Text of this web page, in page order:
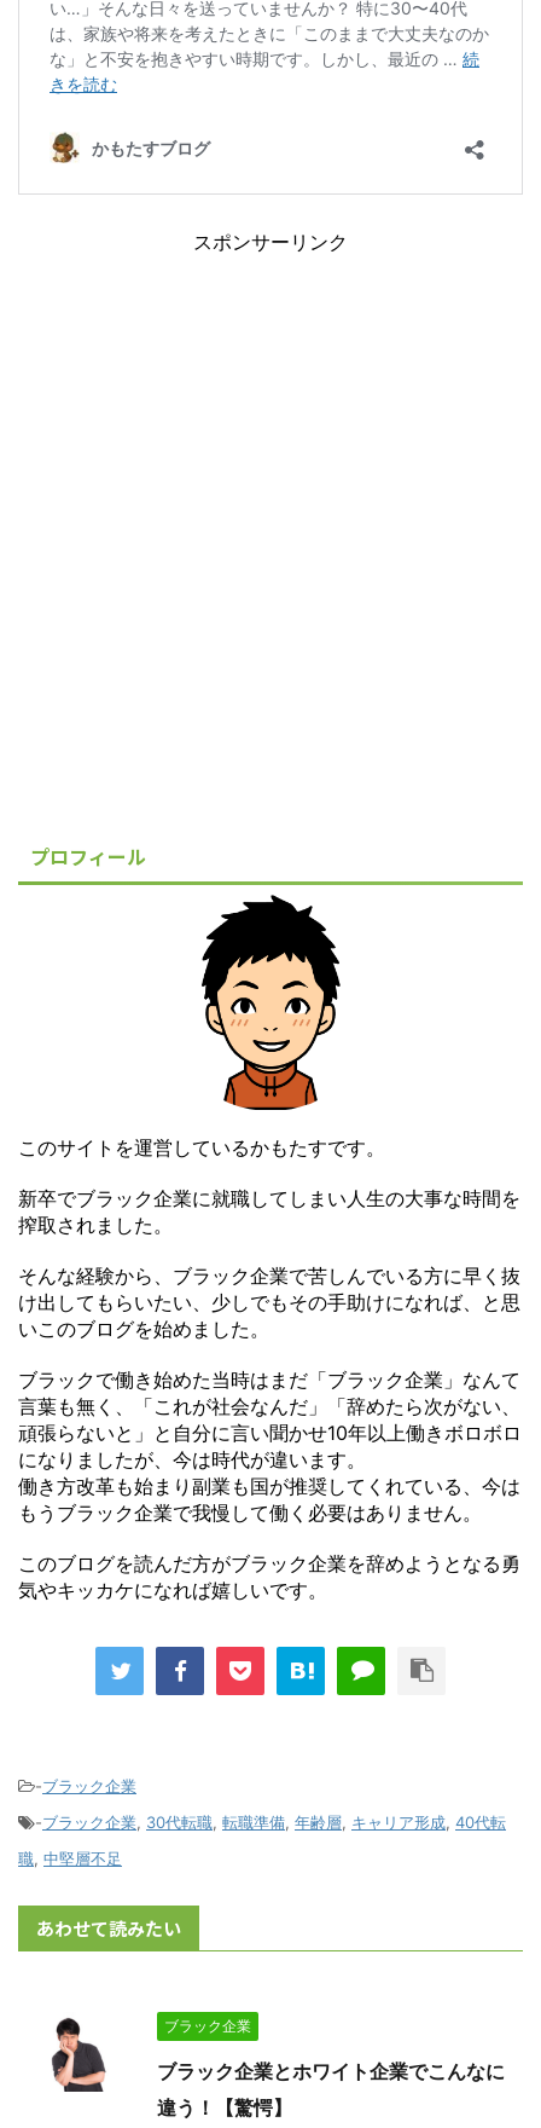
スポンサーリンク
プロフィール
このサイトを運営しているかもたすです。
新卒でブラック企業に就職してしまい人生の大事な時間を
搾取されました。
そんな経験から、ブラック企業で苦しんでいる方に早く抜
け出してもらいたい、少しでもその手助けになれば、と思
いこのブログを始めました。
ブラックで働き始めた当時はまだ「ブラック企業」なんて
言葉も無く、「これが社会なんだ」「辞めたら次がない、
頑張らないと」と自分に言い聞かせ10年以上働きボロボロ
になりましたが、今は時代が違います。
働き方改革も始まり副業も国が推奨してくれている、今は
もうブラック企業で我慢して働く必要はありません。
このブログを読んだ方がブラック企業を辞めようとなる勇
気やキッカケになれば嬉しいです。
-ブラック企業
-ブラック企業, 30代転職, 転職準備, 年齢層, キャリア形成, 40代転
職, 中堅層不足
あわせて読みたい
ブラック企業
ブラック企業とホワイト企業でこんなに
違う！【驚愕】